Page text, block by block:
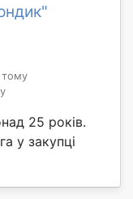
тому
25 років.
у закупці